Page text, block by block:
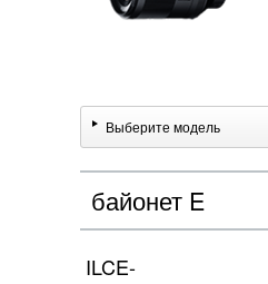
Выберите модель
байонет E
ILCE-